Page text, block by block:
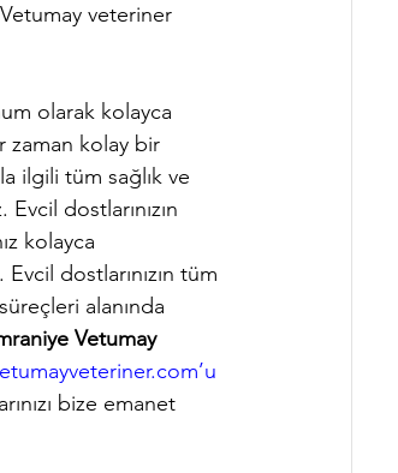
veteriner
olarak kolayca
zaman kolay bir
ilgili tüm sağlık ve
dostlarınızın
kolayca
dostlarınızın tüm
alanında
Vetumay
bize emanet